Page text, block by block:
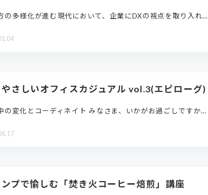
の多様化が進む現代において、企業にDXの視点を取り入れ…
さしいオフィスカジュアル vol.3(エピローグ)
の変化とコーディネイト みなさま、いかがお過ごしですか…
プで愉しむ「焚き火コーヒー焙煎」講座